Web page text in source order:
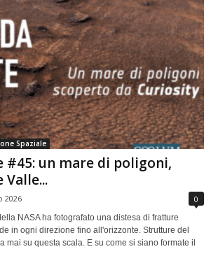
Spaziale
#45: un mare di poligoni,
2026 0
NASA ha fotografato una distesa di fratture
in ogni direzione fino all'orizzonte. Strutture del
mai su questa scala. E su come si siano formate il